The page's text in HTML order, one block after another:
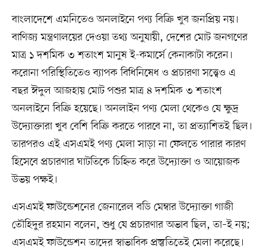
বাংলাদেশে এমনিতেও অনলাইনে পণ্য বিক্রি খুব জনপ্রিয় নয়।
বাণিজ্য মন্ত্রণালয়ের দেওয়া তথ্য অনুযায়ী, দেশের মোট জনগণের
মাত্র ১ দশমিক ৩ শতাংশ মানুষ ই-কমার্সে কেনাকাটা করেন।
করোনা পরিস্থিতিতেও ব্যাপক বিধিনিষেধ ও প্রচারণা সত্ত্বেও এ
বছর ঈদুল আজহায় মোট পশুর মাত্র ৪ দশমিক ৩ শতাংশ
অনলাইনে বিক্রি হয়েছে। অনলাইন পণ্য মেলা থেকেও যে ক্ষুদ্র
উদ্যোক্তারা খুব বেশি বিক্রি করতে পারবে না, তা প্রত্যাশিতই ছিল।
তারপরও এই এসএমই পণ্য মেলা সাড়া না ফেলতে পারার কারণ
হিসেবে প্রচারণার ঘাটতিকে চিহ্নিত করে উদ্যোক্তা ও আয়োজক
উভয় পক্ষই।
এসএমই ফাউন্ডেশনের জেনারেল বডি মেম্বার উদ্যোক্তা গাজী
তৌহিদুর রহমান বলেন, শুধু যে প্রচারণার অভাব ছিল, তা–ই নয়;
এসএমই ফাউন্ডেশন তাদের স্বাভাবিক প্রস্তুতিতেই মেলা করেছে।